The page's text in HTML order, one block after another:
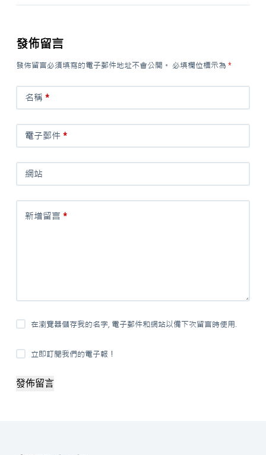
發佈留言
發佈留言必須填寫的電子郵件地址不會公開。 必填欄位標示為 *
名稱 *
電子郵件*
網站
新增留言 *
在瀏覽器儲存我的名字, 電子郵件和網站以備下次留言時使用.
立即訂閱我們的電子報！
發佈留言